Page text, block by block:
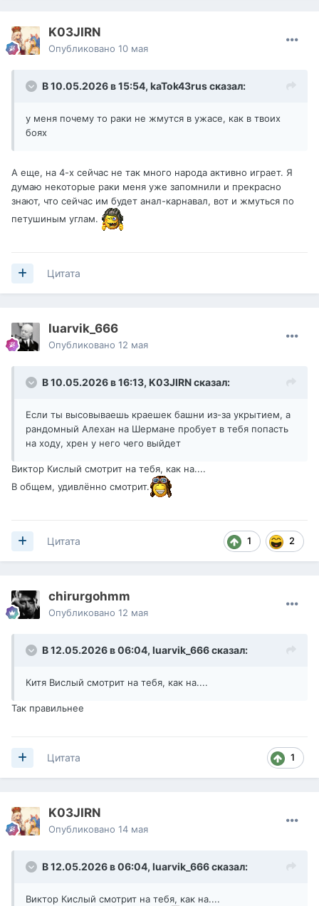
K03JIRN
Опубликовано 10 мая
В 10.05.2026 в 15:54, kaTok43rusсказал:
у меня почему то раки не жмутся в ужасе, как в твоих
боях
А еще, на 4-х сейчас не так много народа активно играет. Я
думаю некоторые раки меня уже запомнили и прекрасно
знают, что сейчас им будет анал-карнавал, вот и жмуться по
петушиным углам.
Цитата
luarvik_666
Опубликовано 12 мая
В 10.05.2026 в 16:13, K03JIRNсказал:
Если ты высовываешь краешек башни из-за укрытием, а
рандомный Алехан на Шермане пробует в тебя попасть
на ходу, хрен у него чего выйдет
Виктор Кислый смотрит на тебя, как на....
В общем, удивлённо смотрит.
1 2
Цитата
chirurgohmm
Опубликовано 12 мая
В 12.05.2026 в 06:04, luarvik_666сказал:
Китя Вислый смотрит на тебя, как на....
Так правильнее
1
Цитата
K03JIRN
Опубликовано 14 мая
В 12.05.2026 в 06:04, luarvik_666сказал:
Виктор Кислый смотрит на тебя, как на....